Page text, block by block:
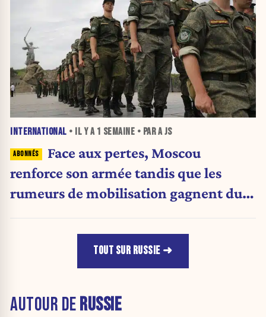
INTERNATIONAL • IL Y A 1 SEMAINE • PAR A JS
Face aux pertes, Moscou
renforce son armée tandis que les
rumeurs de mobilisation gagnent du
TOUT SUR RUSSIE
AUTOUR DERUSSIE